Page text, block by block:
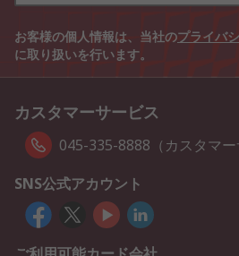
お客様の個人情報は、当社のプライバ
に取り扱いを行います。
カスタマーサービス
045-335-8888（カスタマー
SNS公式アカウント